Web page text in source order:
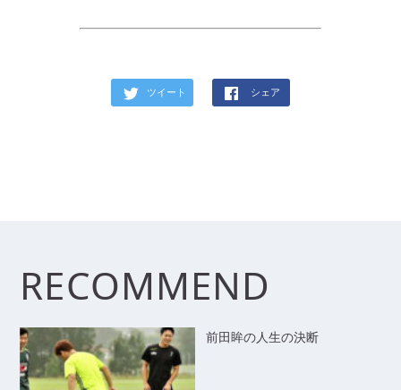
ツイート シェア
RECOMMEND
前田眸の人生の決断